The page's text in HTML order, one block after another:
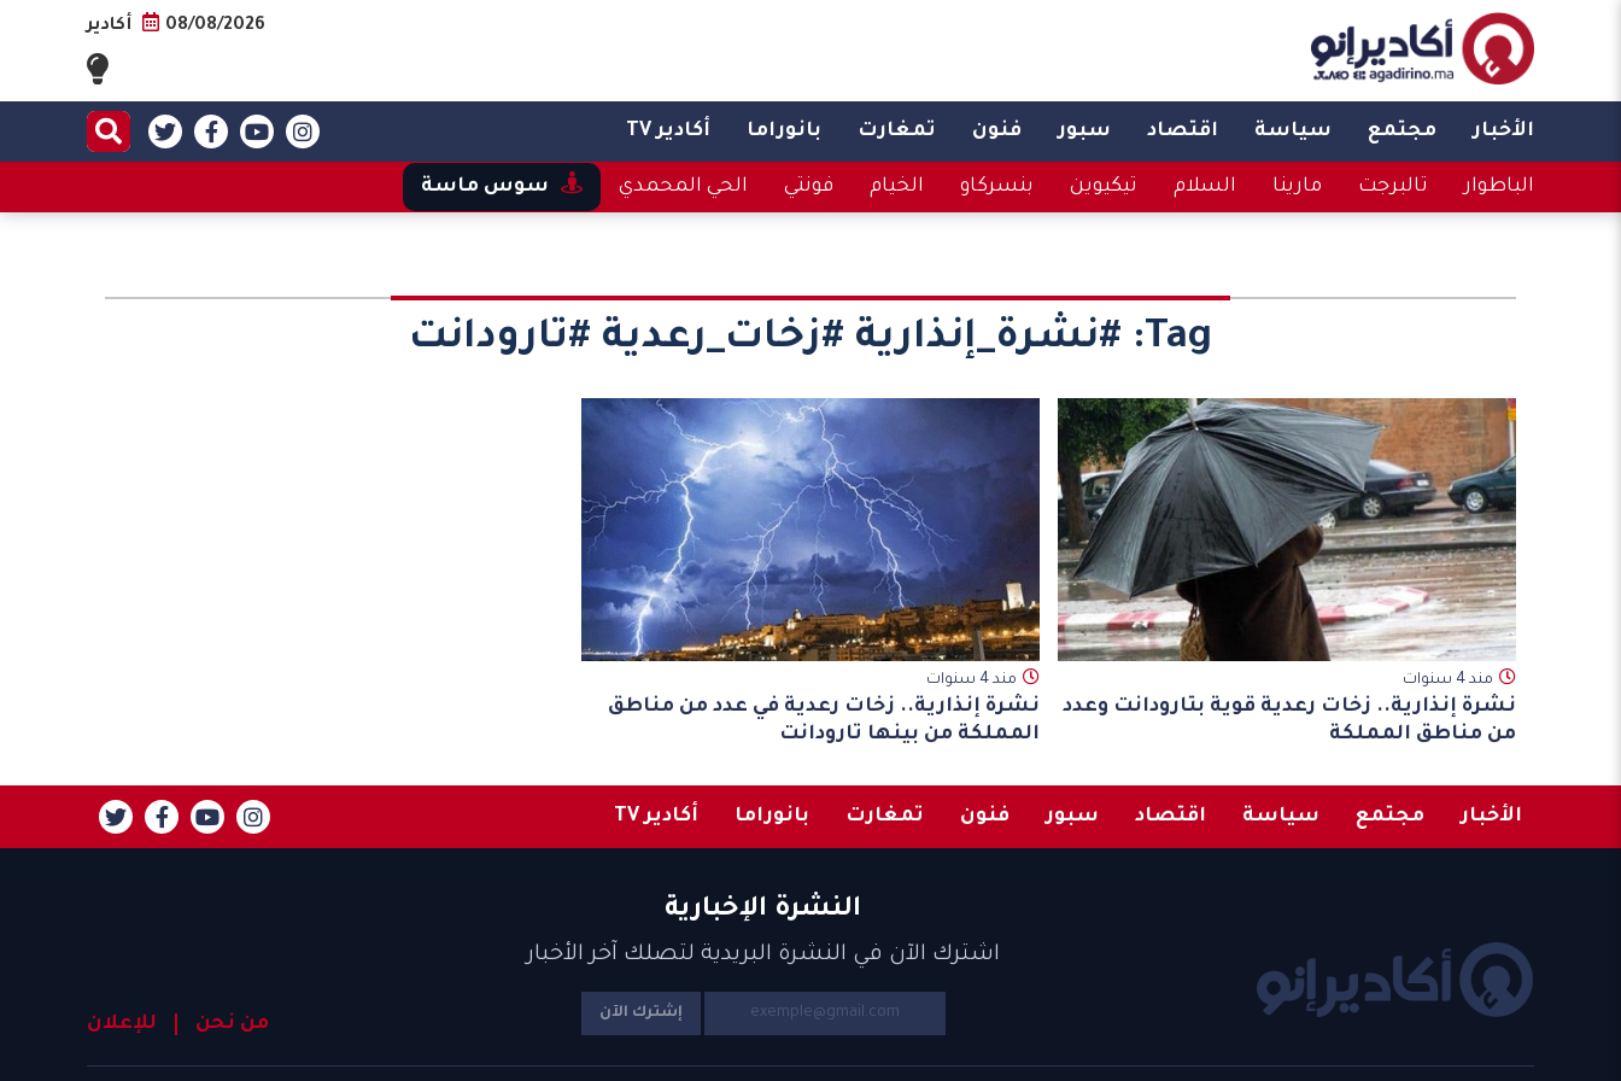
08/08/2026 أكادير
الأخبار مجتمع سياسة اقتصاد سبور فنون تمغارت بانوراما أكادير TV
الباطوار تالبرجت مارينا السلام تيكيوين بنسركاو الخيام فونتي الحي المحمدي سوس ماسة
Tag: #نشرة_إنذارية #زخات_رعدية #تارودانت
مند 4 سنوات
نشرة إنذارية.. زخات رعدية قوية بتارودانت وعدد
من مناطق المملكة
مند 4 سنوات
نشرة إنذارية.. زخات رعدية في عدد من مناطق
المملكة من بينها تارودانت
الأخبار مجتمع سياسة اقتصاد سبور فنون تمغارت بانوراما أكادير TV
النشرة الإخبارية
اشترك الآن في النشرة البريدية لتصلك آخر الأخبار
إشترك الآن من نحن للإعلان